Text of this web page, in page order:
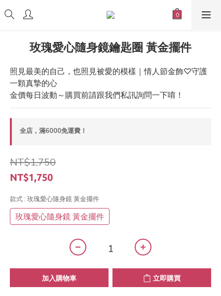
玫瑰愛心隨身鏡鑰匙圈 黃金擺件
照見最美的自己，也照見被愛的模樣｜情人節金飾♡守護
一顆真摯的心
金價每日波動～購買前請跟我們私訊詢問一下唷！
全店，滿6000免運費！
NT$1,750
NT$1,750
款式 : 玫瑰愛心隨身鏡 黃金擺件
玫瑰愛心隨身鏡 黃金擺件
加入購物車 立即購買